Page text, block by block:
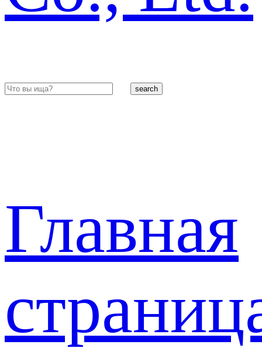
search
Главная